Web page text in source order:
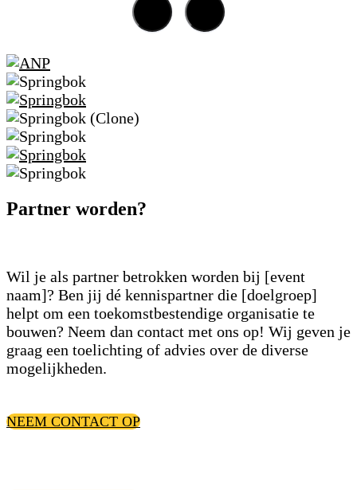
Partner worden?
Wil je als partner betrokken worden bij [event
naam]? Ben jij dé kennispartner die [doelgroep]
helpt om een toekomstbestendige organisatie te
bouwen? Neem dan contact met ons op! Wij geven je
graag een toelichting of advies over de diverse
mogelijkheden.
NEEM CONTACT OP